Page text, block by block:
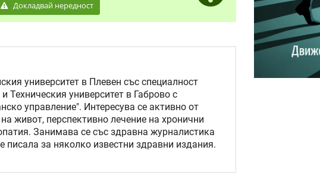
Докладвай нередност
университет в Плевен със специалност
Техническия университет в Габрово с
управление". Интересува се активно от
живот, перспективно лечение на хронични
Занимава се със здравна журналистика
писала за няколко известни здравни издания.